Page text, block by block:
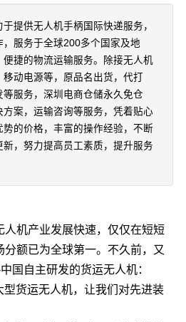
提供无人机手柄国际快递服务，
服务于全球200多个国家及地
便捷的物流运输服务。除接无人机
动电源等，原品名出货，代打
服务，深圳电商仓储永久免仓
案，运输咨询等服务，凭着贴心
的价格，丰富的操作经验，不断
，努力提高员工素质，提升服务
机产业发展快速，仅仅在短短
额已为全球第一。不久前，又
国自主研发的货运无人机：
货运无人机，让我们对先进装